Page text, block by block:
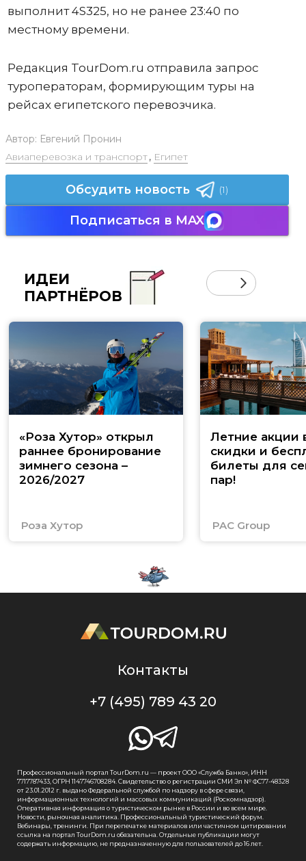
выполнит 4S325, но не ранее 23:40 по
местному времени.
Редакция TourDom.ru отправила запрос
туроператорам, формирующим туры на
рейсах египетского перевозчика.
Автор: Евгений Пронин
Авиаперевозка и транспорт, Египет
Обсудить новость (1)
Подписаться в MAX
ИДЕИ
ПАРТНЁРОВ
«Роза Хутор» открыл
раннее бронирование
зимнего сезона –
2026/2027
Роза Хутор
Летние акции
скидки и
билеты для
пар!
PAC Group
Контакты
+7 (495) 789 43 20
Профессиональный портал TourDom.ru — проект ООО «Служба Банко», ИНН
7717787433, ОГРН 1147746708284. Свидетельство о регистрации СМИ Эл № ФС77-48328
от 23.01.2012 г. выдано Федеральной службой по надзору в сфере связи,
информационных технологий и массовых коммуникаций (Роскомнадзор).
Оперативная информация о туристическом рынке в России и во всем мире.
Новости, рыночная аналитика. Профессиональный туристический форум.
Вебинары, тренинги. При перепечатке материалов или частичном цитировании
ссылка на портал TourDom.ru обязательна. Отдельные публикации могут
содержать информацию, не предназначенную для пользователей до 16 лет.